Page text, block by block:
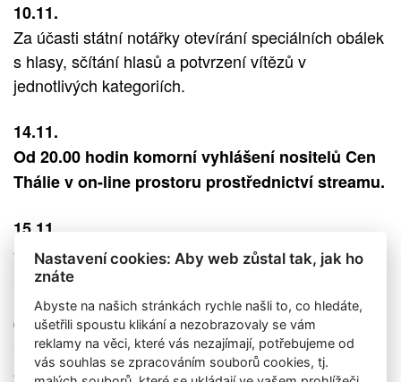
10.11.
Za účasti státní notářky otevírání speciálních obálek
s hlasy, sčítání hlasů a potvrzení vítězů v
jednotlivých kategoriích.
14.11.
Od 20.00 hodin komorní vyhlášení nositelů Cen
Thálie v on-line prostoru prostřednictví streamu.
15.11.
Od 17 hodin odvysílá ČRo Dvojka v přímém
přenosu pořad
6. – 13.12.
ČT ART, vždy cca od 20.10
8×8 – aneb osm malých dokumentů – medailonků –
Nastavení cookies: Aby web zůstal tak, jak ho
znáte
Abyste na našich stránkách rychle našli to, co hledáte,
ušetřili spoustu klikání a nezobrazovaly se vám
reklamy na věci, které vás nezajímají, potřebujeme od
vás souhlas se zpracováním souborů cookies, tj.